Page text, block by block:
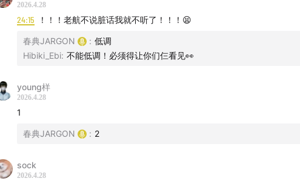
2026.4.28
24:15 ！！！老航不说脏话我就不听了！！！😫
春典JARGON : 低调
Hibiki_Ebi: 不能低调！必须得让你们仨看见👀
young样
2026.4.28
1
春典JARGON : 2
sock
2026.4.28